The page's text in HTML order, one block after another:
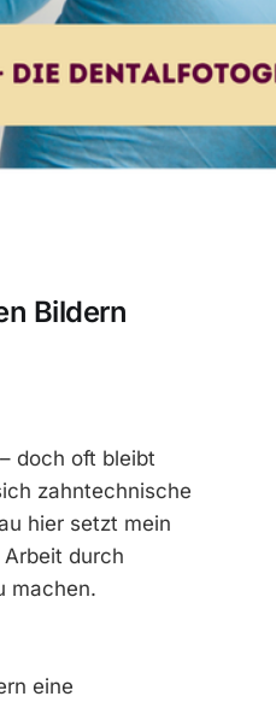
Bildern
doch oft bleibt
zahntechnische
hier setzt mein
durch
machen.
eine